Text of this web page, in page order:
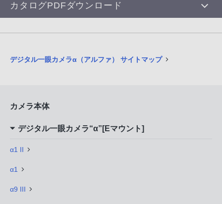
カタログPDFダウンロード
デジタル一眼カメラα（アルファ） サイトマップ
カメラ本体
デジタル一眼カメラ“α”[Eマウント]
α1 II
α1
α9 III